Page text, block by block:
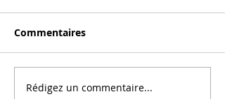
Commentaires
Rédigez un commentaire...